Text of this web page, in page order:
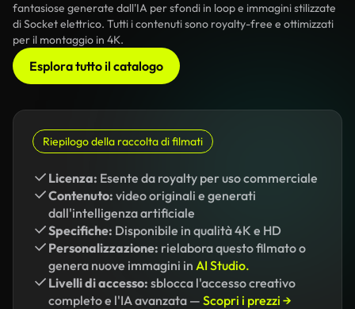
fantasiose generate dall'IA per sfondi in loop e immagini stilizzate
di Socket elettrico. Tutti i contenuti sono royalty-free e ottimizzati
per il montaggio in 4K.
Esplora tutto il catalogo
Riepilogo della raccolta di filmati
Licenza: Esente da royalty per uso commerciale
Contenuto: video originali e generati
dall'intelligenza artificiale
Specifiche: Disponibile in qualità 4K e HD
Personalizzazione: rielabora questo filmato o
genera nuove immagini in AI Studio.
Livelli di accesso: sblocca l'accesso creativo
completo e l'IA avanzata — Scopri i prezzi →